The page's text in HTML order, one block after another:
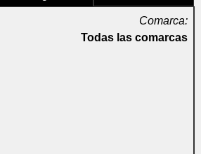
Comarca:
Todas las comarcas